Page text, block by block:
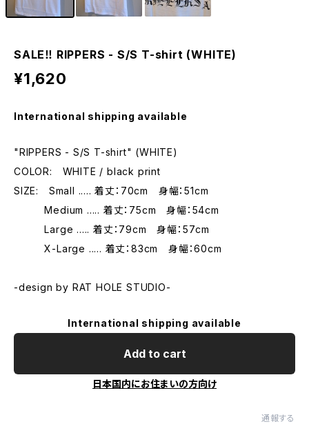
SALE‼︎ RIPPERS - S/S T-shirt (WHITE)
¥1,620
International shipping available
"RIPPERS - S/S T-shirt" (WHITE)
COLOR: WHITE / black print
SIZE: Small ..... 着丈：70cm 身幅：51cm
Medium ..... 着丈：75cm 身幅：54cm
Large ..... 着丈：79cm 身幅：57cm
X-Large ..... 着丈：83cm 身幅：60cm
-design by RAT HOLE STUDIO-
International shipping available
Add to cart
日本国内にお住まいの方向け
通報する